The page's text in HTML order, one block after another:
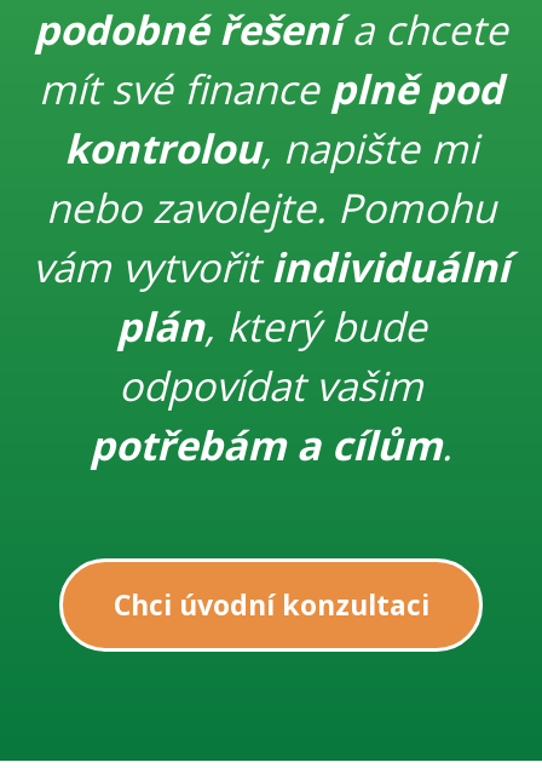
podobné řešenía chcete
mít své finance plně pod
kontrolou, napište mi
nebo zavolejte. Pomohu
vám vytvořitindividuální
plán, který bude
odpovídat vašim
potřebám a cílům.
Chci úvodní konzultaci